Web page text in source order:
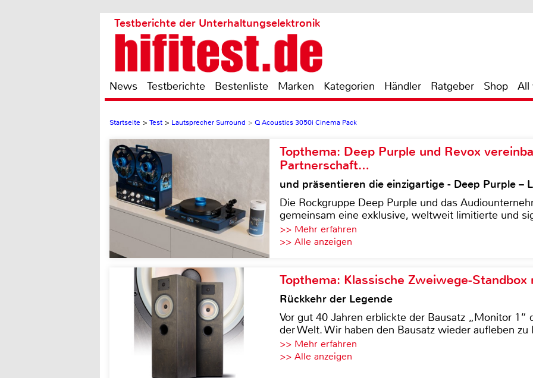
Testberichte der Unterhaltungselektronik
News Testberichte Bestenliste Marken Kategorien Händler Ratgeber Shop All
Startseite > Test > Lautsprecher Surround > Q Acoustics 3050i Cinema Pack
Topthema: Deep Purple und Revox
Partnerschaft…
und präsentieren die einzigartige - Deep Purple –
Die Rockgruppe Deep Purple und das
gemeinsam eine exklusive, weltweit limitierte und
>> Mehr erfahren
>> Alle anzeigen
Topthema: Klassische Zweiwege-
Rückkehr der Legende
Vor gut 40 Jahren erblickte der Bausatz „Monitor 1“
der Welt. Wir haben den Bausatz wieder aufleben zu
>> Mehr erfahren
>> Alle anzeigen